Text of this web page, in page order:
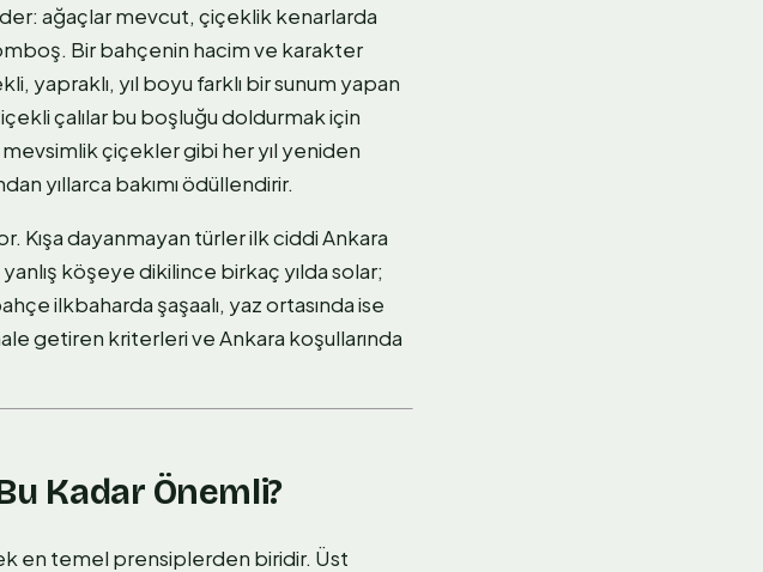
ağaçlar mevcut, çiçeklik kenarlarda
Bir bahçenin hacim ve karakter
yapraklı, yıl boyu farklı bir sunum yapan
çalılar bu boşluğu doldurmak için
çiçekler gibi her yıl yeniden
yıllarca bakımı ödüllendirir.
Kışa dayanmayan türler ilk ciddi Ankara
köşeye dikilince birkaç yılda solar;
ilkbaharda şaşaalı, yaz ortasında ise
getiren kriterleri ve Ankara koşullarında
Kadar Önemli?
en temel prensiplerden biridir. Üst